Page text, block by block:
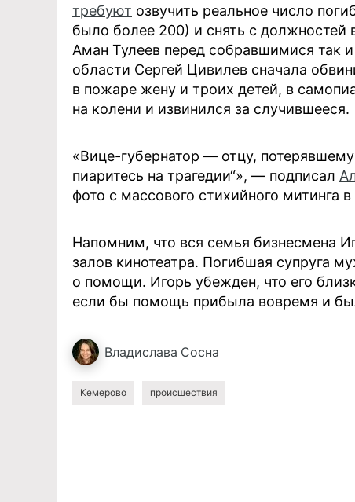
требуют озвучить реальное число
было более 200) и снять с должностей
Аман Тулеев перед собравшимися так
области Сергей Цивилев сначала
в пожаре жену и троих детей, в
на колени и извинился за случившееся.
«Вице-губернатор — отцу,
пиаритесь на трагедии“», — подписал
фото с массового стихийного митинга
Напомним, что вся семья бизнесмена
залов кинотеатра. Погибшая супруга
о помощи. Игорь убежден, что его
если бы помощь прибыла вовремя и
Владислава Сосна
Кемерово происшествия